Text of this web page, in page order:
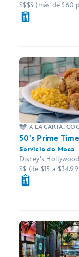
$$$$ (más de $60
A LA CARTA,
50's Prime
Servicio de Mesa
Disney's
$$ (de $15 a